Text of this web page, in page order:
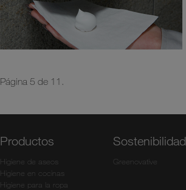
Página 5 de 11.
Productos
Higiene de aseos
Higiene en cocinas
Higiene para la ropa
Sostenibilidad
Greenovative